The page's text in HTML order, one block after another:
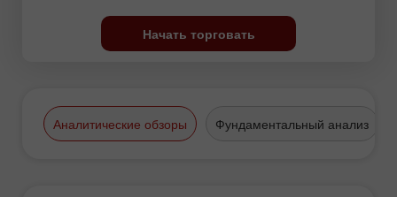
Начать торговать
Аналитические обзоры Фундаментальный анализ